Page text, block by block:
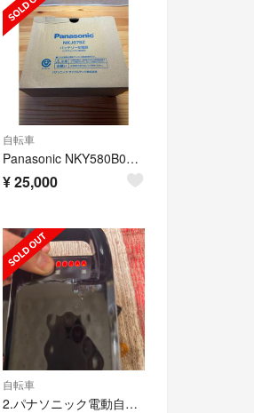
自転車
Panasonic NKY580B02 16Ah 充電器セット
¥25,000
自転車
2.パナソニック電動自転車バッテリー NKY580B02 16AH 長押し5点灯